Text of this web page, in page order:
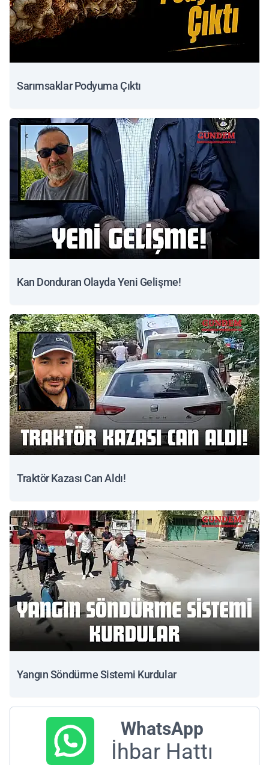
Sarımsaklar Podyuma Çıktı
Kan Donduran Olayda Yeni Gelişme!
Traktör Kazası Can Aldı!
Yangın Söndürme Sistemi Kurdular
WhatsApp
İhbar Hattı